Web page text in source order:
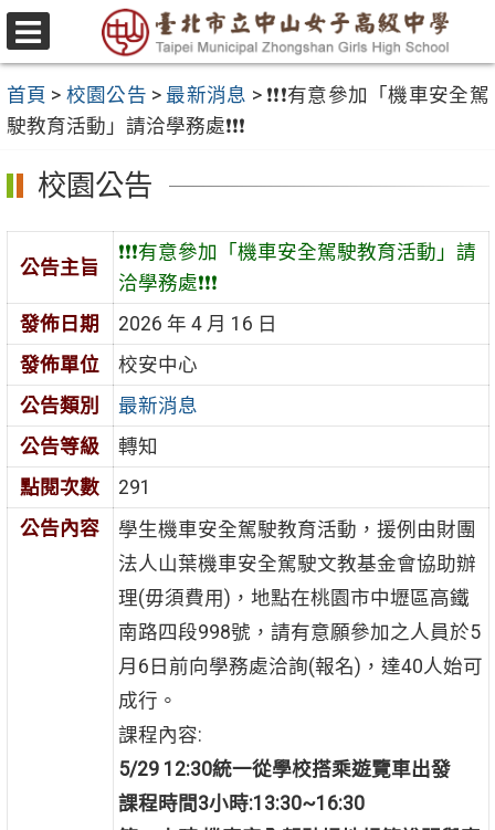
跳
至
要
內
容
區
選
單
首頁 > 校園公告 > 最新消息 > ❗❗❗有意參加「機車安全駕
駛教育活動」請洽學務處❗❗❗
校園公告
公告主旨
❗❗❗有意參加「機車安全駕駛教育活動」請
洽學務處❗❗❗
發佈日期
2026 年 4 月 16 日
發佈單位
校安中心
公告類別
最新消息
公告等級
轉知
點閱次數
291
公告內容
學生機車安全駕駛教育活動，援例由財團
法人山葉機車安全駕駛文教基金會協助辦
理(毋須費用)，地點在桃園市中壢區高鐵
南路四段998號，請有意願參加之人員於5
月6日前向學務處洽詢(報名)，達40人始可
成行。
課程內容:
5/29 12:30統一從學校搭乘遊覽車出發
課程時間 3小時:13:30~16:30